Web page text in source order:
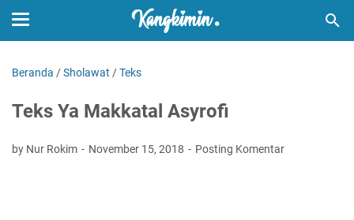
Beranda /Sholawat /Teks
Teks Ya Makkatal Asyrofi
by Nur Rokim November 15, 2018 Posting Komentar